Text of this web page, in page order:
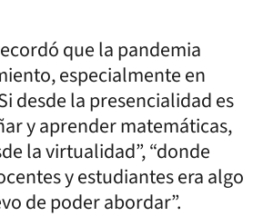
que la pandemia
especialmente en
desde la presencialidad es
y aprender matemáticas,
la virtualidad”, “donde
y estudiantes era algo
de poder abordar”.